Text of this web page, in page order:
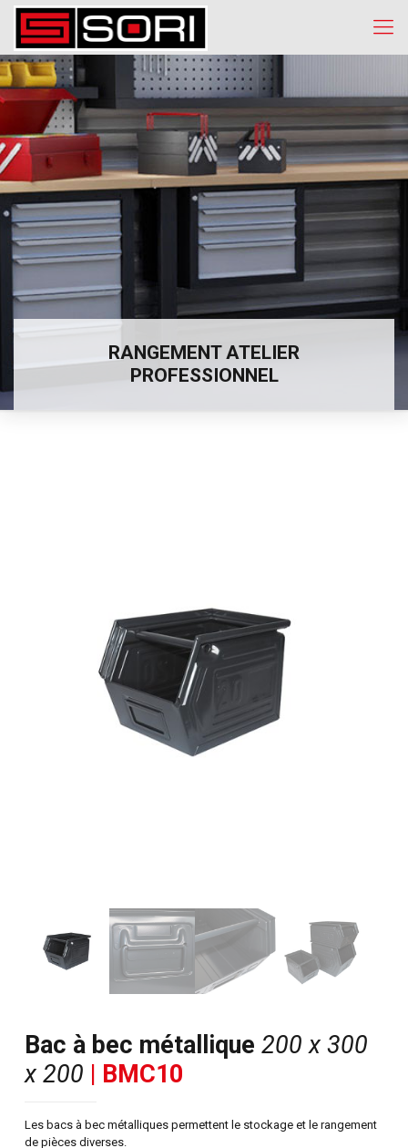
RANGEMENT ATELIER
PROFESSIONNEL
Bac à bec métallique 200 x 300
x 200 | BMC10
Les bacs à bec métalliques permettent le stockage et le rangement
de pièces diverses.